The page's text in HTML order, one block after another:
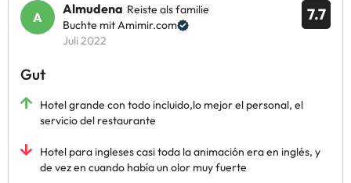
7.7
Almudena Reiste als familie
Buchte mit Amimir.com
Juli 2022
Gut
Hotel grande con todo incluido,lo mejor el personal, el
servicio del restaurante
Hotel para ingleses casi toda la animación era en inglés, y
de vez en cuando había un olor muy fuerte